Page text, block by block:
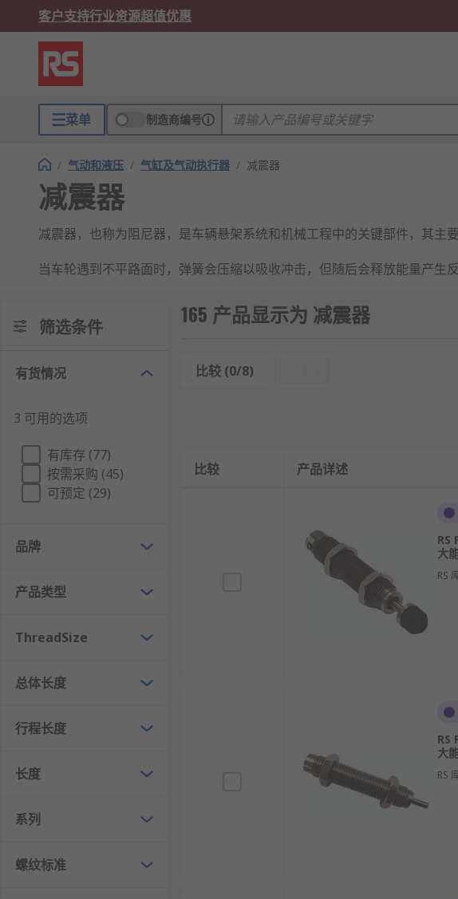
客户支持行业资源超值优惠
菜单 制造商编号
/ 气动和液压 / 气缸及气动执行器 / 减震器
减震器
减震器，也称为阻尼器，是车辆悬架系统和机械工程中的关键部件，其主
当车轮遇到不平路面时，弹簧会压缩以吸收冲击，但随后会释放能量产
备中，是控制震动不可或缺的装置。
液压阻尼原理：减震器内部充满液压油，当活塞运动时，迫使油液
压缩与回弹双行程作用：在压缩行程（弹簧被压缩）时，控制车辆
定。
阀门系统控制阻尼力：通过预设的阀门（节流孔、弹簧阀片）开闭
热能转换与散发：震动能量最终转化为油液的热能，通过减震器外
气体压力补偿：双筒式减震器利用低压氮气补偿活塞运动造成的容
单筒高压气体分离：单筒式减震器采用高压气体与油液完全分离的
自适应阻尼变化：电子减震器通过传感器监测路况，电控阀门实时
惯性阀技术：某些减震器采用惯性阀，当遇到高频短波震动时，阀
减震器的特点
改善操控稳定性：通过抑制车身多余晃动，保持轮胎与地面的有效接
提升乘坐舒适性：有效过滤路面不平引起的震动，确保乘员乘坐平稳
衰减震动能量：核心功能是将机械震动能量不可逆地转化为热能并耗
工作环境恶劣：长期暴露在剧烈温差、泥水、盐碱等腐蚀性环境中
双向作用：在压缩和回弹两个方向上均产生阻尼力，但两力的设定
性能衰减特性：随着油封老化、油液性能下降，减震器性能会逐渐衰
筛选条件
有货情况
3 可用的选项
有库存 (77)
按需采购 (45)
可预定 (29)
品牌
产品类型
ThreadSize
总体长度
行程长度
长度
系列
螺纹标准
165 产品显示为 减震器
比较 (0/8)
比较 产品详述
RS
大
RS
RS
大
RS